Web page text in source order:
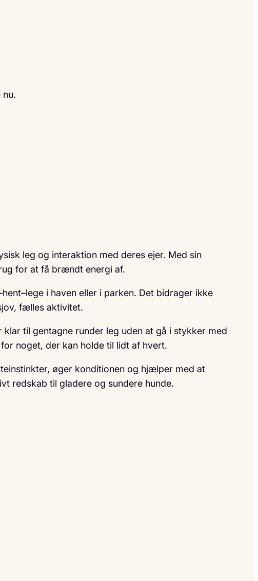
nu.
leg og interaktion med deres ejer. Med sin
for at få brændt energi af.
i haven eller i parken. Det bidrager ikke
fælles aktivitet.
til gentagne runder leg uden at gå i stykker med
noget, der kan holde til lidt af hvert.
øger konditionen og hjælper med at
redskab til gladere og sundere hunde.